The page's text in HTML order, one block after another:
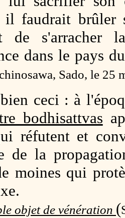
il faudrait brûler
de s'arracher
dans le pays
Sado, le 25
bien ceci : à
bodhisattvas
réfutent et
de la
moines qui
objet de vénération (